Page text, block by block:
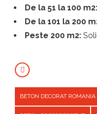
De la 51 la 100 m2:
De la 101 la 200
Peste 200 m2:
BETON DECORAT ROMANIA